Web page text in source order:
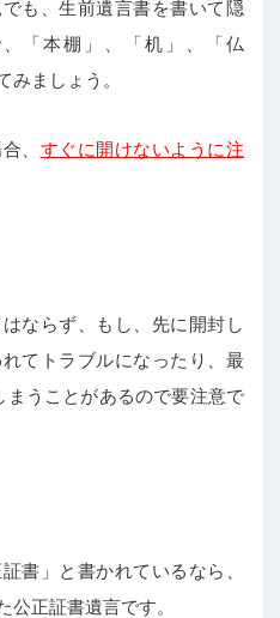
も、生前遺言書を書いて隠
「本棚」、「机」、「仏
みましょう。
、 すぐに開けないように注
ならず、もし、先に開封し
てトラブルになったり、最
うことがあるので要注意で
書」と書かれているなら、
公正証書遺言です。